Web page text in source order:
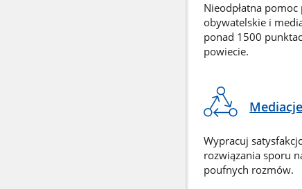
Nieodpłatna
obywatelskie i
ponad 1500
powiecie.
Mediacje
Wypracuj
rozwiązania sporu
poufnych rozmów.